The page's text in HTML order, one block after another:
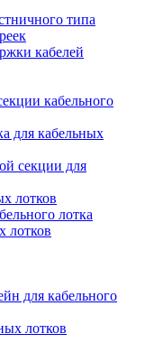
типа
кабелей
кабельного
для кабельных
секции для
лотков
лотка
лотков
для кабельного
лотков